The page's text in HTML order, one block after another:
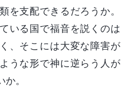
を支配できるだろうか。
いる国で福音を説くのは
、そこには大変な障害が
うな形で神に逆らう人が
。